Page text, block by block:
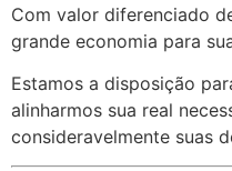
Com valor diferenciado
grande economia para
Estamos a disposição
alinharmos sua real
consideravelmente suas